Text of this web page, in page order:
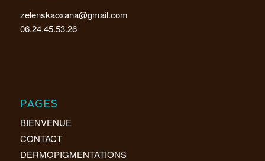
zelenskaoxana@gmail.com
06.24.45.53.26
PAGES
BIENVENUE
CONTACT
DERMOPIGMENTATIONS